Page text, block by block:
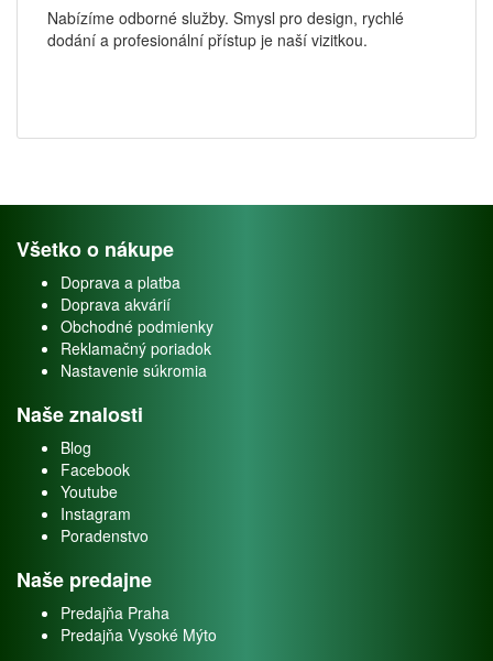
Nabízíme odborné služby. Smysl pro design, rychlé
dodání a profesionální přístup je naší vizitkou.
Všetko o nákupe
Doprava a platba
Doprava akvárií
Obchodné podmienky
Reklamačný poriadok
Nastavenie súkromia
Naše znalosti
Blog
Facebook
Youtube
Instagram
Poradenstvo
Naše predajne
Predajňa Praha
Predajňa Vysoké Mýto